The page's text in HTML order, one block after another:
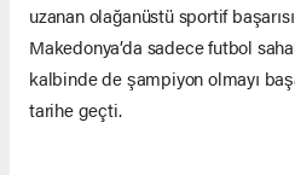
uzanan olağanüstü sportif
Makedonya’da sadece futbol
kalbinde de şampiyon olmayı
tarihe geçti.